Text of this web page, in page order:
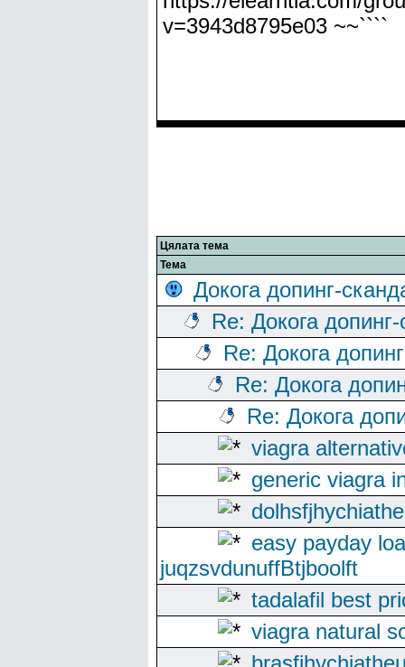
v=3943d8795e03 ~~````
Цялата тема
Тема
Докога допинг-
Re: Докога
Re: Докога
Re: Докога
Re: Докога
viagra
generic viagra
easy payday
juqzsvdunuffBtjboolft
tadalafil best
viagra natural